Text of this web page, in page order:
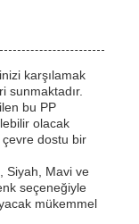
karşılamak
sunmaktadır.
bu PP
olacak
çevre dostu bir
Siyah, Mavi ve
seçeneğiyle
mükemmel